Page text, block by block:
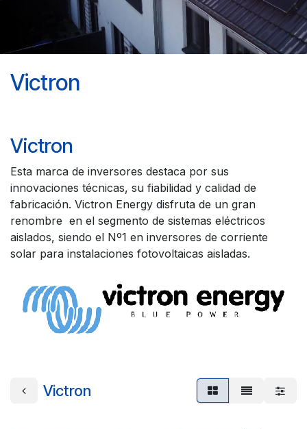
Victron
Victron
Esta marca de inversores destaca por sus
innovaciones técnicas, su fiabilidad y calidad de
fabricación. Victron Energy disfruta de un gran
renombre en el segmento de sistemas eléctricos
aislados, siendo el Nº1 en inversores de corriente
solar para instalaciones fotovoltaicas aisladas.
Victron